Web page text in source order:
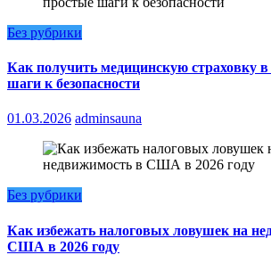
Без рубрики
Как получить медицинскую
шаги к безопасности
01.03.2026 adminsauna
Без рубрики
Как избежать налоговых ловушек на
США в 2026 году